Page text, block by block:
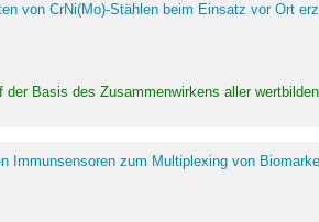
von CrNi(Mo)-Stählen beim Einsatz vor Ort
Basis des Zusammenwirkens aller
zum Multiplexing von